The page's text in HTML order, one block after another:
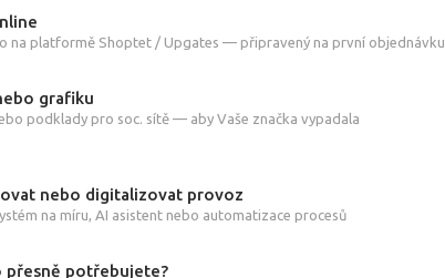
na platformě Shoptet / Upgates — připravený na první objednávku
grafiku
podklady pro soc. sítě — aby Vaše značka vypadala
nebo digitalizovat provoz
na míru, AI asistent nebo automatizace procesů
přesně potřebujete?